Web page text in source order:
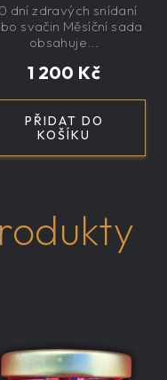
1 200 Kč
PŘIDAT DO
KOŠÍKU
dní zdravých snídaní
svačin Měsíční sada
obsahuje...